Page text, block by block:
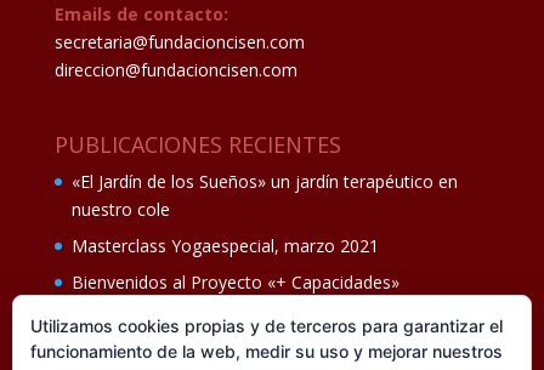
Emails de contacto:
secretaria@fundacioncisen.com
direccion@fundacioncisen.com
PUBLICACIONES RECIENTES
«El Jardín de los Sueños» un jardín terapéutico en
nuestro cole
Masterclass Yogaespecial, marzo 2021
Bienvenidos al Proyecto «+ Capacidades»
Fiesta de fin de curso Los oficios 14 de junio
Ganadores del II Programa educativo Cuídate +
Utilizamos cookies propias y de terceros para garantizar el
funcionamiento de la web, medir su uso y mejorar nuestros